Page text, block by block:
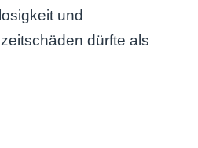
und
dürfte als